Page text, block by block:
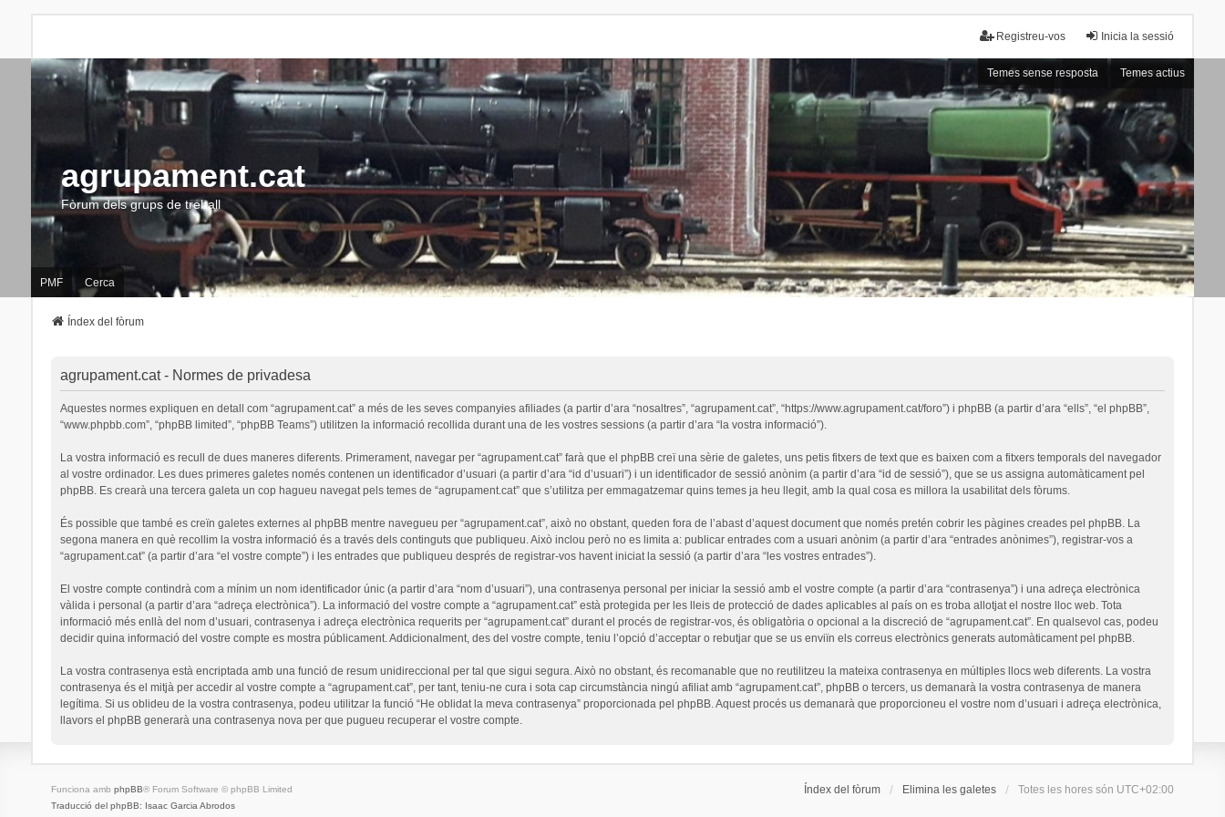
Inicia la sessió
Registreu-vos
Temes sense resposta Temes actius
agrupament.cat
Fòrum dels grups de treball
PMF Cerca
Índex del fòrum
agrupament.cat - Normes de privadesa
Aquestes normes expliquen en detall com “agrupament.cat” a més de les seves companyies afiliades (a partir d’ara “nosaltres”, “agrupament.cat”, “https://www.agrupament.cat/foro”) i phpBB (a partir d’ara “ells”, “el phpBB”,
“www.phpbb.com”, “phpBB limited”, “phpBB Teams”) utilitzen la informació recollida durant una de les vostres sessions (a partir d’ara “la vostra informació”).
La vostra informació es recull de dues maneres diferents. Primerament, navegar per “agrupament.cat” farà que el phpBB creï una sèrie de galetes, uns petis fitxers de text que es baixen com a fitxers temporals del navegador
al vostre ordinador. Les dues primeres galetes només contenen un identificador d’usuari (a partir d’ara “id d’usuari”) i un identificador de sessió anònim (a partir d’ara “id de sessió”), que se us assigna automàticament pel
phpBB. Es crearà una tercera galeta un cop hagueu navegat pels temes de “agrupament.cat” que s’utilitza per emmagatzemar quins temes ja heu llegit, amb la qual cosa es millora la usabilitat dels fòrums.
És possible que també es creïn galetes externes al phpBB mentre navegueu per “agrupament.cat”, això no obstant, queden fora de l’abast d’aquest document que només pretén cobrir les pàgines creades pel phpBB. La
segona manera en què recollim la vostra informació és a través dels continguts que publiqueu. Això inclou però no es limita a: publicar entrades com a usuari anònim (a partir d’ara “entrades anònimes”), registrar-vos a
“agrupament.cat” (a partir d’ara “el vostre compte”) i les entrades que publiqueu després de registrar-vos havent iniciat la sessió (a partir d’ara “les vostres entrades”).
El vostre compte contindrà com a mínim un nom identificador únic (a partir d’ara “nom d’usuari”), una contrasenya personal per iniciar la sessió amb el vostre compte (a partir d’ara “contrasenya”) i una adreça electrònica
vàlida i personal (a partir d’ara “adreça electrònica”). La informació del vostre compte a “agrupament.cat” està protegida per les lleis de protecció de dades aplicables al país on es troba allotjat el nostre lloc web. Tota
informació més enllà del nom d’usuari, contrasenya i adreça electrònica requerits per “agrupament.cat” durant el procés de registrar-vos, és obligatòria o opcional a la discreció de “agrupament.cat”. En qualsevol cas, podeu
decidir quina informació del vostre compte es mostra públicament. Addicionalment, des del vostre compte, teniu l’opció d’acceptar o rebutjar que se us enviïn els correus electrònics generats automàticament pel phpBB.
La vostra contrasenya està encriptada amb una funció de resum unidireccional per tal que sigui segura. Això no obstant, és recomanable que no reutilitzeu la mateixa contrasenya en múltiples llocs web diferents. La vostra
contrasenya és el mitjà per accedir al vostre compte a “agrupament.cat”, per tant, teniu-ne cura i sota cap circumstància ningú afiliat amb “agrupament.cat”, phpBB o tercers, us demanarà la vostra contrasenya de manera
legítima. Si us oblideu de la vostra contrasenya, podeu utilitzar la funció “He oblidat la meva contrasenya” proporcionada pel phpBB. Aquest procés us demanarà que proporcioneu el vostre nom d’usuari i adreça electrònica,
llavors el phpBB generarà una contrasenya nova per que pugueu recuperar el vostre compte.
Índex del fòrum Elimina les galetes Totes les hores són UTC+02:00
Funciona amb phpBB® Forum Software © phpBB Limited
Traducció del phpBB: Isaac Garcia Abrodos